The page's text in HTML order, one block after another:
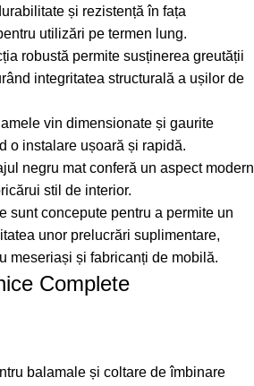
și rezistență în fața
utilizări pe termen lung.
robustă permite susținerea greutății
integritatea structurală a ușilor de
vin dimensionate și gaurite
o instalare ușoară și rapidă.
negru mat conferă un aspect modern
stil de interior.
sunt concepute pentru a permite un
unor prelucrări suplimentare,
meseriași și fabricanți de mobilă.
Complete
balamale și coltare de îmbinare